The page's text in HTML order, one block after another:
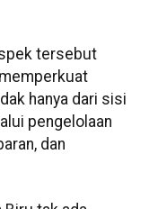
tersebut
hanya dari sisi
pengelolaan
dan